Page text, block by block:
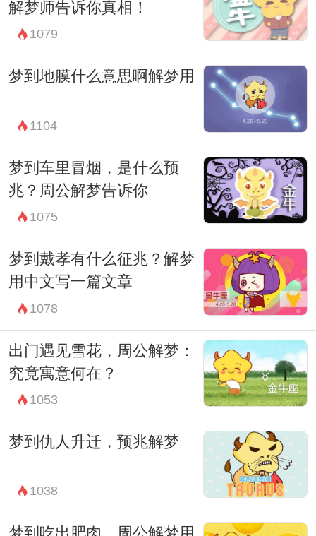
解梦师告诉你真相！
1079
梦到地膜什么意思啊解梦用
1104
梦到车里冒烟，是什么预
兆？周公解梦告诉你
1075
梦到戴孝有什么征兆？解梦
用中文写一篇文章
1078
出门遇见雪花，周公解梦：
究竟寓意何在？
1053
梦到仇人升迁，预兆解梦
1038